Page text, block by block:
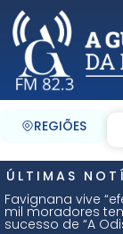
REGIÕES
ÚLTIMAS
Favignana vive
mil moradores
sucesso de “A